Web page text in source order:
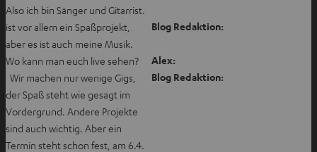
Also ich bin Sänger und Gitarrist.
ist vor allem ein Spaßprojekt,
aber es ist auch meine Musik.
Blog Redaktion:
Wo kann man euch live sehen? Alex:
Wir machen nur wenige Gigs,
der Spaß steht wie gesagt im
Vordergrund. Andere Projekte
sind auch wichtig. Aber ein
Termin steht schon fest, am 6.4.
Blog Redaktion: